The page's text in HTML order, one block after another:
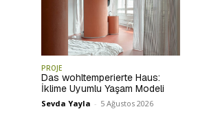
PROJE
Das wohltemperierte Haus:
İklime Uyumlu Yaşam Modeli
Sevda Yayla - 5 Ağustos 2026